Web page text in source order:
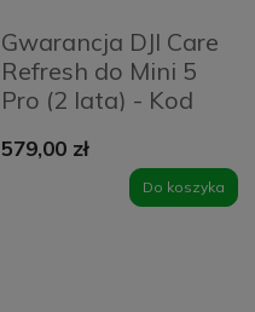
Gwarancja DJI Care
Refresh do Mini 5
Pro (2 lata) - Kod
579,00 zł
Do koszyka